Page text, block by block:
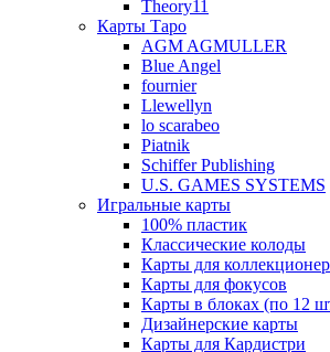
Theory11
Карты Таро
AGM AGMULLER
Blue Angel
fournier
Llewellyn
lo scarabeo
Piatnik
Schiffer Publishing
U.S. GAMES SYSTEMS
Игральные карты
100% пластик
Классические колоды
Карты для
Карты для фокусов
Карты в блоках (по 12
Дизайнерские карты
Карты для Кардистри